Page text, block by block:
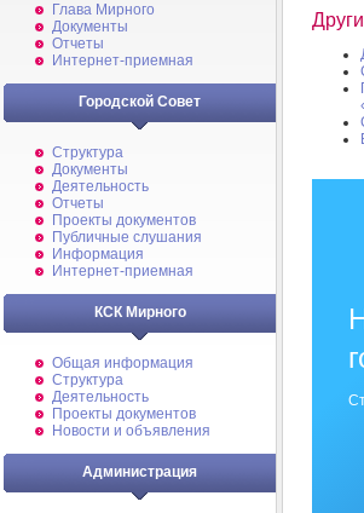
Глава Мирного
Документы
Отчеты
Интернет-приемная
Городской Совет
Структура
Документы
Деятельность
Отчеты
Проекты документов
Публичные слушания
Информация
Интернет-приемная
КСК Мирного
Общая информация
Структура
Деятельность
Проекты документов
Новости и объявления
Администрация